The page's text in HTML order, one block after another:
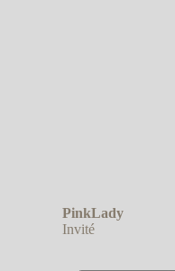
PinkLady
Invité